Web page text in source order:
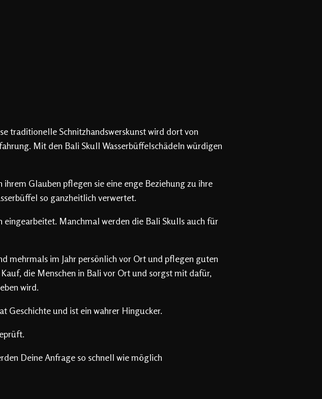
traditionelle Schnitzhandswerskunst wird dort von
Mit den Bali Skull Wasserbüffelschädeln würdigen
Glauben pflegen sie eine enge Beziehung zu ihre
so ganzheitlich verwertet.
Manchmal werden die Bali Skulls auch für
mehrmals im Jahr persönlich vor Ort und pflegen guten
die Menschen in Bali vor Ort und sorgst mit dafür,
wird.
Geschichte und ist ein wahrer Hingucker.
Deine Anfrage so schnell wie möglich